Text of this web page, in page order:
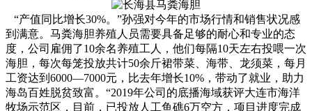
“产值同比增长30%。”孙强对今年的市场行情和销售状况感
到满意。马粪海胆养殖人员需要具备足够的耐心和专业的态
度，公司雇佣了10余名养殖工人，他们每隔10天左右投喂一次
海胆，每次每笼投放共计50余斤裙带菜、海带、龙须菜，每月
工资达到6000—7000元，比去年增长10%，带动了就业，助力
海岛百姓脱贫致富。“2019年公司的底播海域获评大连市海洋
牧场示范区，目前，已投放人工鱼礁6万空方，项目进度完成